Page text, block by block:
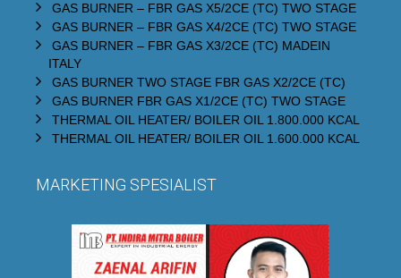
GAS BURNER – FBR GAS X5/2CE (TC) TWO STAGE
GAS BURNER – FBR GAS X4/2CE (TC) TWO STAGE
GAS BURNER – FBR GAS X3/2CE (TC) MADEIN
ITALY
GAS BURNER TWO STAGE FBR GAS X2/2CE (TC)
GAS BURNER FBR GAS X1/2CE (TC) TWO STAGE
THERMAL OIL HEATER/ BOILER OIL 1.800.000 KCAL
THERMAL OIL HEATER/ BOILER OIL 1.600.000 KCAL
MARKETING SPESIALIST